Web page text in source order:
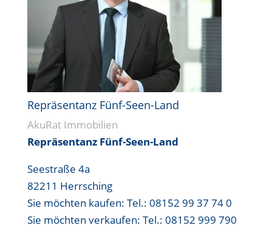
Repräsentanz Fünf-Seen-Land
AkuRat Immobilien
Repräsentanz Fünf-Seen-Land
Seestraße 4a
82211 Herrsching
Sie möchten kaufen: Tel.: 08152 99 37 74 0
Sie möchten verkaufen: Tel.: 08152 999 790